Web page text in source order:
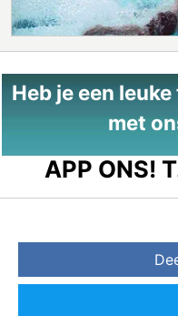
Heb je een
met
APP ONS!